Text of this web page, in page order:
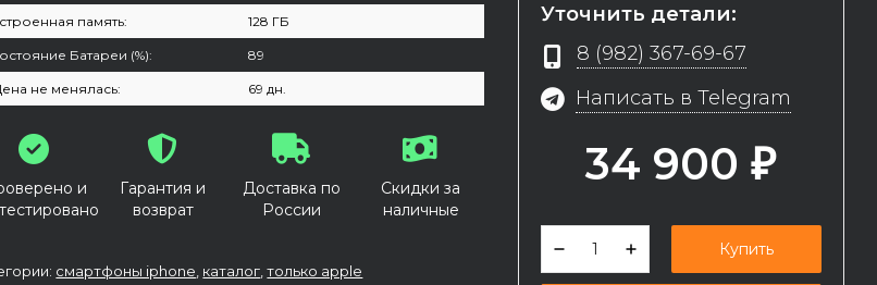
память: 128 ГБ
Батареи (%): 89
не менялась: 69 дн.
и
Гарантия и
возврат
Доставка по
России
Скидки за
наличные
смартфоны iphone каталог ,только apple
Уточнить детали:
8 (982) 367-69-67
Написать в Telegram
34 900 ₽
Купить